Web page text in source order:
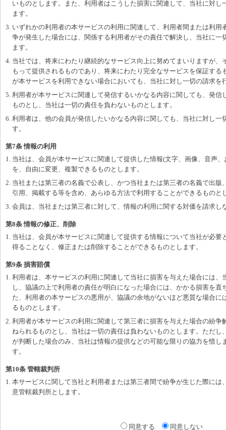
いものとします。また、利用者はこうした損害に関連して、当社に対し
ます。
3. いずれかの利用者の本サービスの利用に関連して、利用者間または利用
争が発生した場合には、関係する利用者がその責任で解決し、当社に一
ます。
4. 当社では、将来にわたり継続的なサービス向上に努めてまいりますが、
もって提供されるものであり、将来にわたり完全なサービスを保証する
が本サービスを利用できない場合においても、当社に対し一切の請求を
5. 利用者が本サービスに関連して発信するいかなる内容に関しても、発信
ものとし、当社は一切の責任を負わないものとします。
6. 利用者は、他の会員が発信したいかなる内容に関しても、当社に対し一
す。
第7条 情報の利用
1. 当社は、会員が本サービスに関連して提供した情報(文字、画像、音声
を、自由に変更、複製できるものとします。
2. 当社または第三者の名義で公表し、かつ当社または第三者の名義で出版
引用、掲載する等を含め、あらゆる方法で利用することができるものと
3. 会員は、当社または第三者に対して、情報の利用に関する対価を請求し
第8条 情報の修正、削除
1. 当社は、会員が本サービスに関連して提供する情報について当社が必要
得ることなく、修正または削除することができるものとします。
第9条 損害賠償
1. 利用者は、本サービスの利用に関連して当社に損害を与えた場合には、
し、協議の上で利用者の責任が明白になった場合には、かかる損害を直
た、利用者の本サービスの悪用が、協議の余地がないほど悪質な場合に
るものとします。
2. 利用者が本サービスの利用に関連して第三者に損害を与えた場合の紛争
ねられるものとし、当社は一切の責任は負わないものとします。ただし
が判断した場合のみ、当社は情報の提供などの可能な限りの協力を惜し
す。
第10条 管轄裁判所
1. 本サービスに関して当社と利用者または第三者間で紛争が生じた際には
意管轄裁判所とします。
同意する 同意しない